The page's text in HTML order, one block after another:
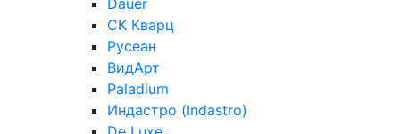
Dauer
СК Кварц
Русеан
ВидАрт
Paladium
Индастро (Indastro)